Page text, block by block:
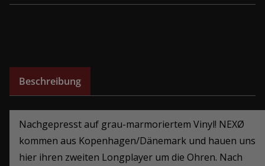
Color
Beschreibung
Nachgepresst auf grau-marmoriertem Vinyl! NEXØ
kommen aus Kopenhagen/Dänemark und hauen uns
hier ihren zweiten Longplayer um die Ohren. Nach